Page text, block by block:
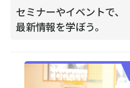
セミナーやイベントで、
最新情報を学ぼう。